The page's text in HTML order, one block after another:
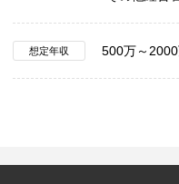
想定年収 500万～